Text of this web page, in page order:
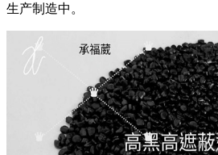
生产制造中。